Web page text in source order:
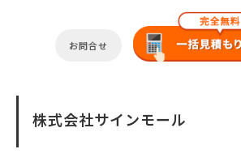
お問合せ
株式会社サインモール